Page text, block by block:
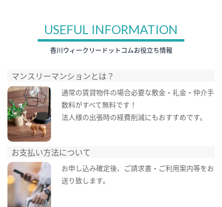
USEFUL INFORMATION
香川ウィークリードットコムお役立ち情報
マンスリーマンションとは？
通常の賃貸物件の場合必要な敷金・礼金・仲介手
数料がすべて無料です！
法人様の出張時の経費削減にもおすすめです。
お支払い方法について
お申し込み確定後、ご請求書・ご利用案内等をお
送り致します。